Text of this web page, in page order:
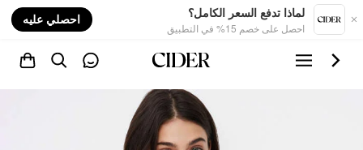
لماذا تدفع السعر الكامل؟
احصل على خصم 15% في التطبيق
احصلي عليه